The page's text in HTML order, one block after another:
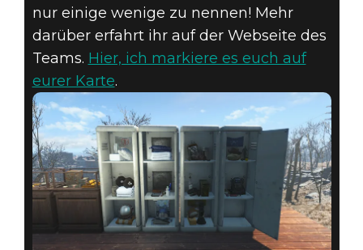
nur einige wenige zu nennen! Mehr
darüber erfahrt ihr auf der Webseite des
Teams. Hier, ich markiere es euch auf
eurer Karte.